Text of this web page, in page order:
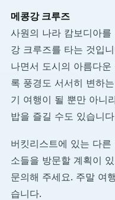
메콩강 크루즈
사원의 나라 캄보디아
강 크루즈를 타는 것입
나면서 도시의 아름다
록 풍경도 서서히 변하
기 여행이 될 뿐만 아니
밥을 즐길 수도 있습니
버킷리스트에 있는 다
소들을 방문할 계획이
문의해 주세요. 주말 여
습니다.